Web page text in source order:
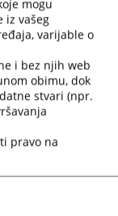
mogu
iz vašeg
varijable o
i bez njih web
obimu, dok
stvari (npr.
pravo na